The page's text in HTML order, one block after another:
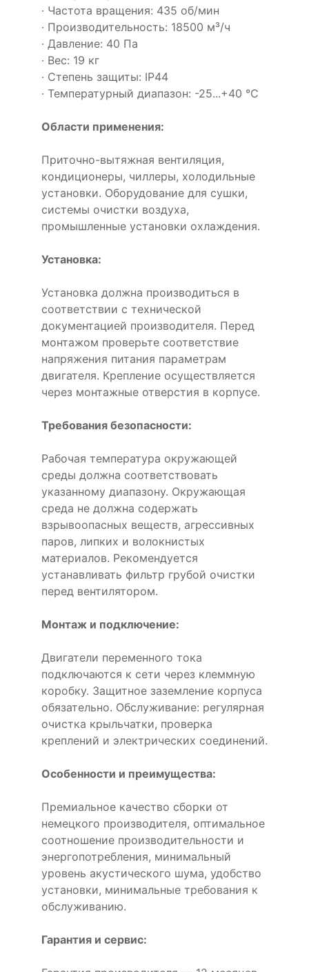
· Частота вращения: 435 об/мин
· Производительность: 18500 м³/ч
· Давление: 40 Па
· Вес: 19 кг
· Степень защиты: IP44
· Температурный диапазон: -25...+40 °C
Области применения:
Приточно-вытяжная вентиляция,
кондиционеры, чиллеры, холодильные
установки. Оборудование для сушки,
системы очистки воздуха,
промышленные установки охлаждения.
Установка:
Установка должна производиться в
соответствии с технической
документацией производителя. Перед
монтажом проверьте соответствие
напряжения питания параметрам
двигателя. Крепление осуществляется
через монтажные отверстия в корпусе.
Требования безопасности:
Рабочая температура окружающей
среды должна соответствовать
указанному диапазону. Окружающая
среда не должна содержать
взрывоопасных веществ, агрессивных
паров, липких и волокнистых
материалов. Рекомендуется
устанавливать фильтр грубой очистки
перед вентилятором.
Монтаж и подключение:
Двигатели переменного тока
подключаются к сети через клеммную
коробку. Защитное заземление корпуса
обязательно. Обслуживание: регулярная
очистка крыльчатки, проверка
креплений и электрических соединений.
Особенности и преимущества:
Премиальное качество сборки от
немецкого производителя, оптимальное
соотношение производительности и
энергопотребления, минимальный
уровень акустического шума, удобство
установки, минимальные требования к
обслуживанию.
Гарантия и сервис: